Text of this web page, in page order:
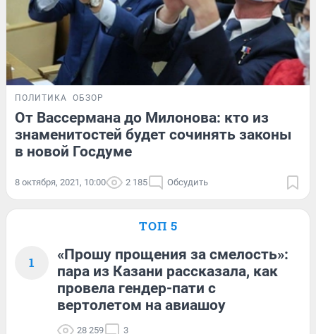
ПОЛИТИКА ОБЗОР
От Вассермана до Милонова: кто из
знаменитостей будет сочинять законы
в новой Госдуме
8 октября, 2021, 10:00 2 185 Обсудить
ТОП 5
1
«Прошу прощения за смелость»:
пара из Казани рассказала, как
провела гендер-пати с
вертолетом на авиашоу
28 259 3